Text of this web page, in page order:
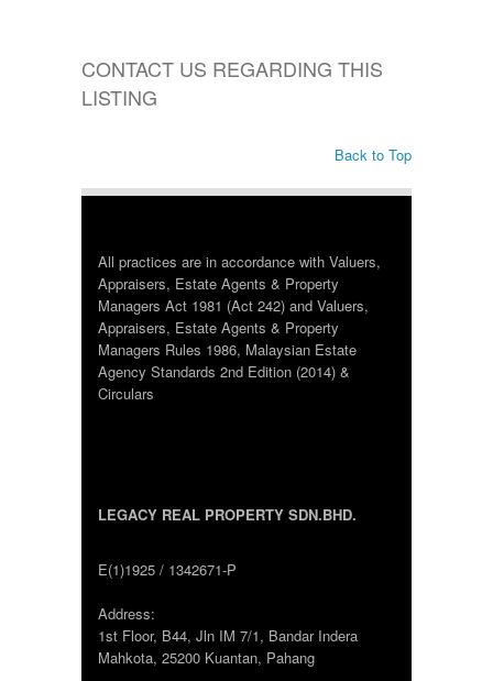
CONTACT US REGARDING THIS
LISTING
Back to Top
All practices are in accordance with Valuers,
Appraisers, Estate Agents & Property
Managers Act 1981 (Act 242) and Valuers,
Appraisers, Estate Agents & Property
Managers Rules 1986, Malaysian Estate
Agency Standards 2nd Edition (2014) &
Circulars
LEGACY REAL PROPERTY SDN.BHD.
E(1)1925 / 1342671-P
Address:
1st Floor, B44, Jln IM 7/1, Bandar Indera
Mahkota, 25200 Kuantan, Pahang